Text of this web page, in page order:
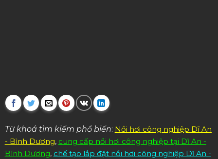
Từ khoá tìm kiếm phổ biến: Nồi hơi công nghiệp Dĩ An
- Bình Dương, cung cấp nồi hơi công nghiệp tại Dĩ An -
Bình Dương, chế tạo lắp đặt nồi hơi công nghiệp Dĩ An -